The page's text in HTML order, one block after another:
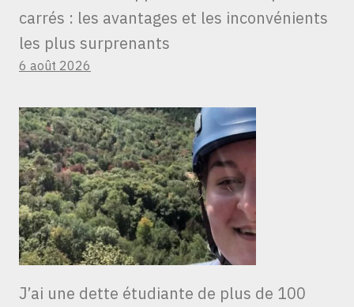
carrés : les avantages et les inconvénients
les plus surprenants
6 août 2026
J’ai une dette étudiante de plus de 100